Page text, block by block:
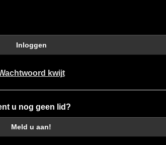
Inloggen
kwijt
u nog geen lid?
Meld u aan!